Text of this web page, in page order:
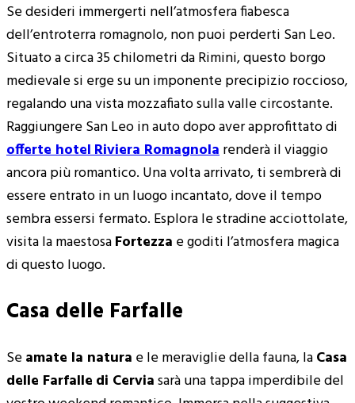
Se desideri immergerti nell’atmosfera fiabesca
dell’entroterra romagnolo, non puoi perderti San Leo.
Situato a circa 35 chilometri da Rimini, questo borgo
medievale si erge su un imponente precipizio roccioso,
regalando una vista mozzafiato sulla valle circostante.
Raggiungere San Leo in auto dopo aver approfittato di
offerte hotelRiviera Romagnolarenderà il viaggio
ancora più romantico. Una volta arrivato, ti sembrerà di
essere entrato in un luogo incantato, dove il tempo
sembra essersi fermato. Esplora le stradine acciottolate,
visita la maestosaFortezza e goditi l’atmosfera magica
di questo luogo.
Casa delle Farfalle
Seamate la natura e le meraviglie della fauna, laCasa
delle Farfalle di Cerviasarà una tappa imperdibile del